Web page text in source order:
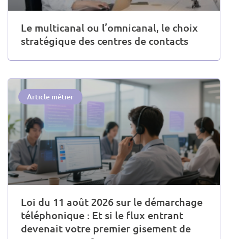
Le multicanal ou l’omnicanal, le choix
stratégique des centres de contacts
Article métier
Loi du 11 août 2026 sur le démarchage
téléphonique : Et si le flux entrant
devenait votre premier gisement de